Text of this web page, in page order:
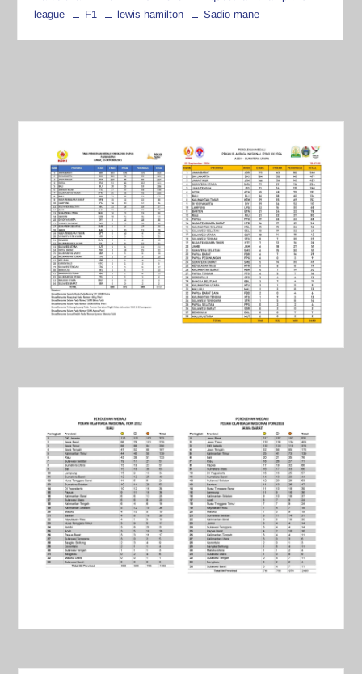
league
F1 lewis hamilton Sadio mane